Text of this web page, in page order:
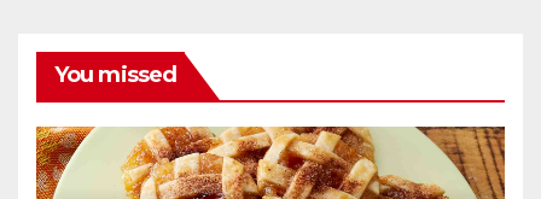
You missed